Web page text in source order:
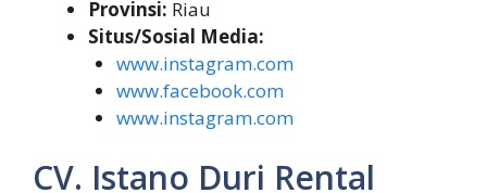
Provinsi: Riau
Situs/Sosial Media:
www.instagram.com
www.facebook.com
www.instagram.com
CV. Istano Duri Rental